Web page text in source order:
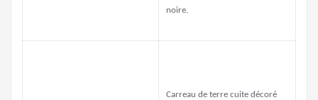
noire.
Carreau de terre cuite décoré